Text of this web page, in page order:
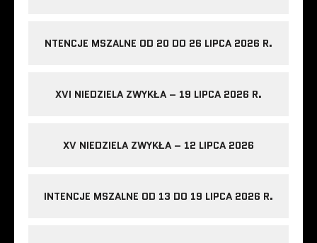
NTENCJE MSZALNE OD 20 DO 26 LIPCA 2026 R.
XVI NIEDZIELA ZWYKŁA – 19 LIPCA 2026 R.
XV NIEDZIELA ZWYKŁA – 12 LIPCA 2026
INTENCJE MSZALNE OD 13 DO 19 LIPCA 2026 R.